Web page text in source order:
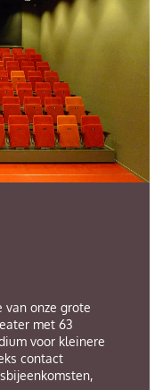
van onze grote
met 63
voor kleinere
contact